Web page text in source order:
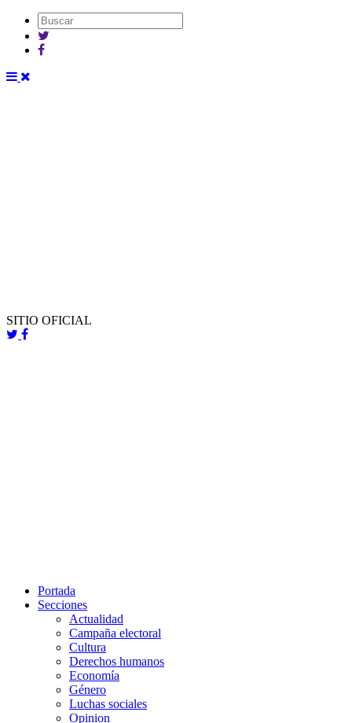
SITIO OFICIAL
Portada
Secciones
Actualidad
Campaña electoral
Cultura
Derechos humanos
Economía
Género
Luchas sociales
Opinion